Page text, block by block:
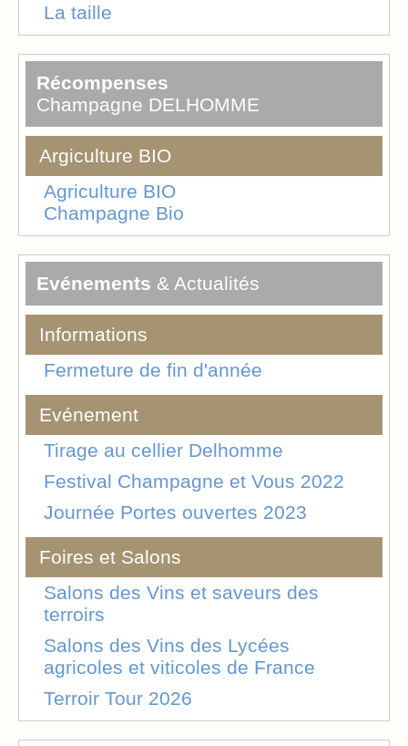
La taille
Récompenses
Champagne DELHOMME
Argiculture BIO
Agriculture BIO
Champagne Bio
Evénements & Actualités
Informations
Fermeture de fin d'année
Evénement
Tirage au cellier Delhomme
Festival Champagne et Vous 2022
Journée Portes ouvertes 2023
Foires et Salons
Salons des Vins et saveurs des
terroirs
Salons des Vins des Lycées
agricoles et viticoles de France
Terroir Tour 2026